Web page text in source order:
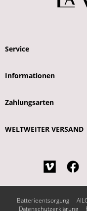
Service
Informationen
Zahlungsarten
WELTWEITER VERSAND
Batterieentsorgung
Datenschutzerklärung